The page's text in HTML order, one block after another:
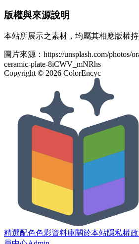
版權與來源說明
本站所展示之素材，均屬其相應版權持
圖片來源： https://unsplash.com/photos/
ceramic-plate-8iCWV_mNRhs
Copyright © 2026 ColorEncyc
精選配色色彩資料庫關於本站隱私權